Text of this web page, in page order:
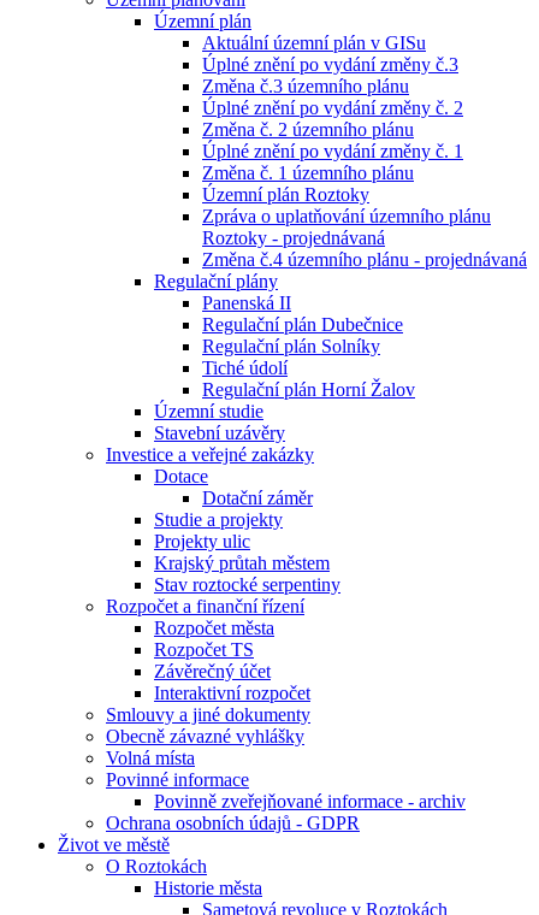
Územní plán
Aktuální územní plán v GISu
Úplné znění po vydání změny č.3
Změna č.3 územního plánu
Úplné znění po vydání změny č. 2
Změna č. 2 územního plánu
Úplné znění po vydání změny č. 1
Změna č. 1 územního plánu
Územní plán Roztoky
Zpráva o uplatňování územního plánu
Roztoky - projednávaná
Změna č.4 územního plánu - projednávaná
Regulační plány
Panenská II
Regulační plán Dubečnice
Regulační plán Solníky
Tiché údolí
Regulační plán Horní Žalov
Územní studie
Stavební uzávěry
Investice a veřejné zakázky
Dotace
Dotační záměr
Studie a projekty
Projekty ulic
Krajský průtah městem
Stav roztocké serpentiny
Rozpočet a finanční řízení
Rozpočet města
Rozpočet TS
Závěrečný účet
Interaktivní rozpočet
Smlouvy a jiné dokumenty
Obecně závazné vyhlášky
Volná místa
Povinné informace
Povinně zveřejňované informace - archiv
Ochrana osobních údajů - GDPR
Život ve městě
O Roztokách
Historie města
Sametová revoluce v Roztokách